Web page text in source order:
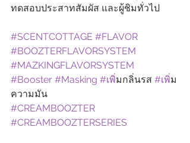
ทดสอบประสาทสัมผัส และผู้ชิมทั่วไป
#SCENTCOTTAGE #FLAVOR
#BOOZTERFLAVORSYSTEM
#MAZKINGFLAVORSYSTEM
#Booster #Masking #เพิ่มกลิ่นรส #เพิ่ม
ความมัน
#CREAMBOOZTER
#CREAMBOOZTERSERIES